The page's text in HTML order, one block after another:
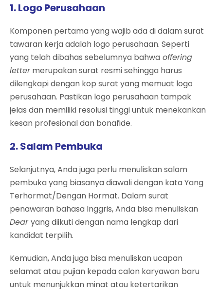
1. Logo Perusahaan
Komponen pertama yang wajib ada di dalam surat
tawaran kerja adalah logo perusahaan. Seperti
yang telah dibahas sebelumnya bahwa offering
lettermerupakan surat resmi sehingga harus
dilengkapi dengan kop surat yang memuat logo
perusahaan. Pastikan logo perusahaan tampak
jelas dan memiliki resolusi tinggi untuk menekankan
kesan profesional dan bonafide.
2. Salam Pembuka
Selanjutnya, Anda juga perlu menuliskan salam
pembuka yang biasanya diawali dengan kata Yang
Terhormat/Dengan Hormat. Dalam surat
penawaran bahasa Inggris, Anda bisa menuliskan
Dearyang diikuti dengan nama lengkap dari
kandidat terpilih.
Kemudian, Anda juga bisa menuliskan ucapan
selamat atau pujian kepada calon karyawan baru
untuk menunjukkan minat atau ketertarikan